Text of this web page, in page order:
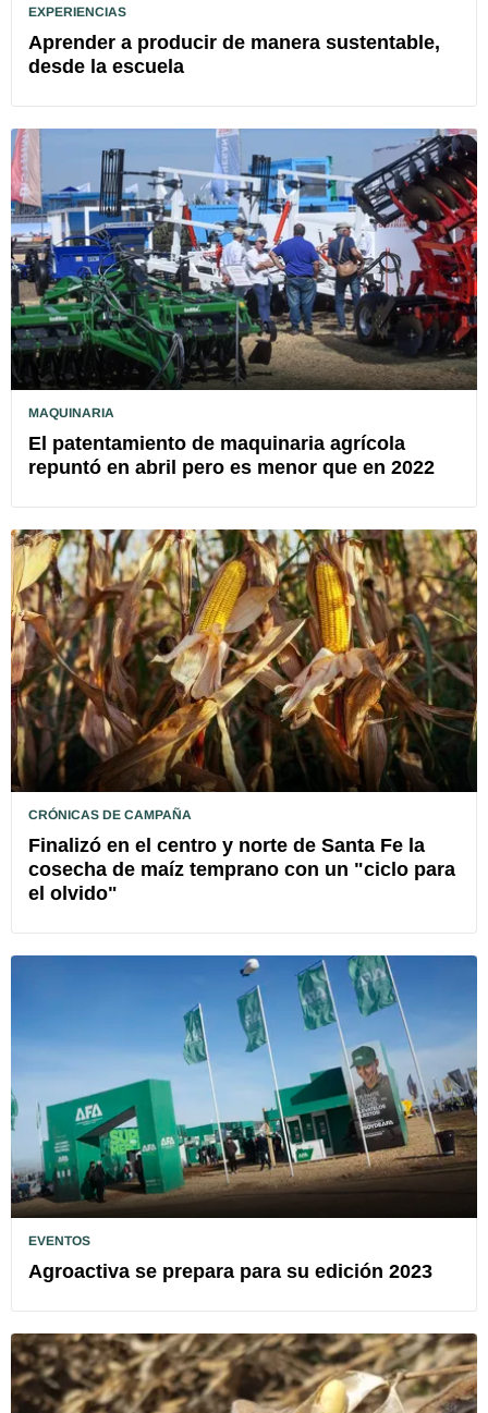
EXPERIENCIAS
Aprender a producir de manera sustentable,
desde la escuela
MAQUINARIA
El patentamiento de maquinaria agrícola
repuntó en abril pero es menor que en 2022
CRÓNICAS DE CAMPAÑA
Finalizó en el centro y norte de Santa Fe la
cosecha de maíz temprano con un "ciclo para
el olvido"
EVENTOS
Agroactiva se prepara para su edición 2023